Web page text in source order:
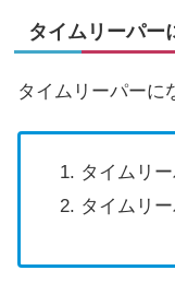
タイムリーパー
タイムリーパーに
タイムリ
タイムリ